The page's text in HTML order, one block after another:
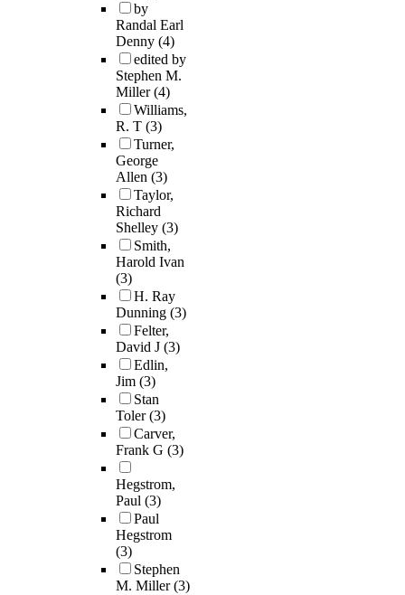
by
Randal Earl
Denny (4)
edited by
Stephen M.
Miller(4)
Williams,
R. T (3)
Turner,
George
Allen (3)
Taylor,
Richard
Shelley (3)
Smith,
Harold Ivan
(3)
H. Ray
Dunning (3)
Felter,
David J (3)
Edlin,
Jim (3)
Stan
Toler(3)
Carver,
Frank G (3)
Hegstrom,
Paul (3)
Paul
Hegstrom
(3)
Stephen
M. Miller(3)